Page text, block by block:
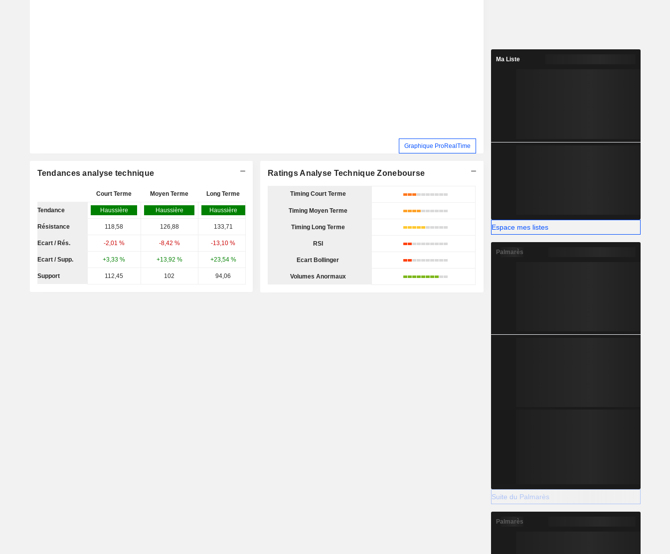
Graphique ProRealTime
Tendances analyse technique
Court Terme Moyen Terme Long Terme
Tendance Haussière Haussière Haussière
Résistance 118,58 126,88 133,71
Ecart / Rés. -2,01 % -8,42 % -13,10 %
Ecart / Supp. +3,33 % +13,92 % +23,54 %
Support 112,45 102 94,06
Ratings Analyse Technique Zonebourse
Timing Court Terme
Timing Moyen Terme
Timing Long Terme
RSI
Ecart Bollinger
Volumes Anormaux
Ma Liste
Espace mes listes
Palmarès
Suite du Palmarès
Palmarès